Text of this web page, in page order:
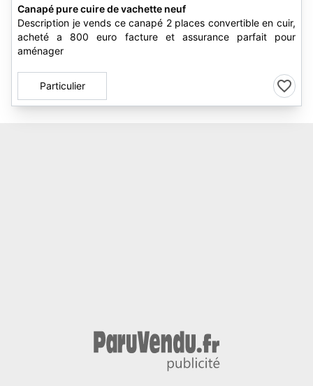
Canapé pure cuire de vachette neuf
Description je vends ce canapé 2 places convertible en cuir,
acheté a 800 euro facture et assurance parfait pour
aménager
Particulier